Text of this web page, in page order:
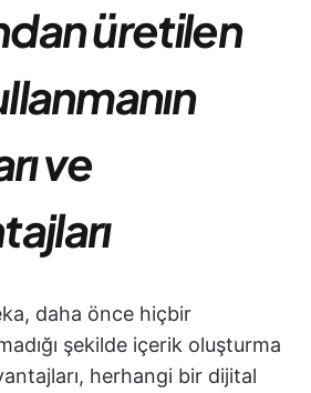
üretilen
ve
daha önce hiçbir
şekilde içerik oluşturma
herhangi bir dijital